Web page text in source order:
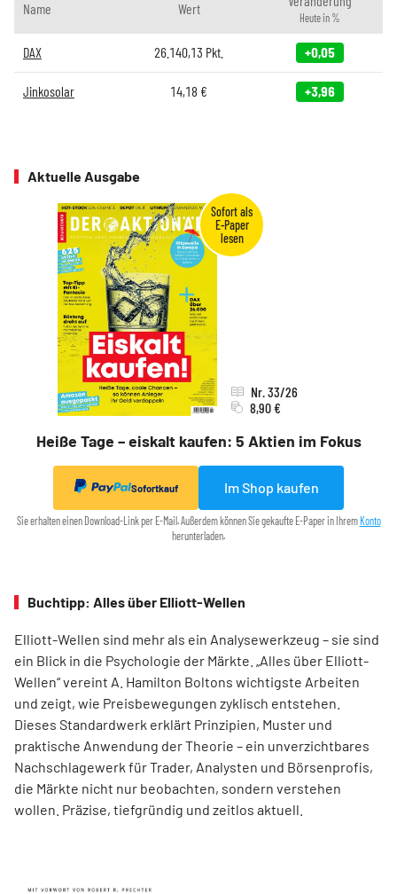
Name Wert
Heute in %
DAX 26.140,13 Pkt. +0,05
Jinkosolar 14,18 € +3,96
Aktuelle Ausgabe
Heiße Tage – eiskalt kaufen: 5 Aktien im Fokus
Nr. 33/26
8,90 €
Sofortkauf Im Shop kaufen
Sie erhalten einen Download-Link per E-Mail. Außerdem können Sie gekaufte E-Paper in Ihrem Konto
herunterladen.
Buchtipp: Alles über Elliott-Wellen
Elliott-Wellen sind mehr als ein Analysewerkzeug – sie sind
ein Blick in die Psychologie der Märkte. „Alles über Elliott-
Wellen“ vereint A. Hamilton Boltons wichtigste Arbeiten
und zeigt, wie Preisbewegungen zyklisch entstehen.
Dieses Standardwerk erklärt Prinzipien, Muster und
praktische Anwendung der Theorie – ein unverzichtbares
Nachschlagewerk für Trader, Analysten und Börsenprofis,
die Märkte nicht nur beobachten, sondern verstehen
wollen. Präzise, tiefgründig und zeitlos aktuell.